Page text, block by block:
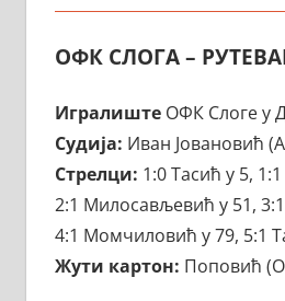
ОФК СЛОГА –
ИгралиштеОФК Слоге у
Судија: Иван Јовановић
Стрелци: 1:0 Тасић у 5,
2:1 Милосављевић у 51,
4:1 Момчиловић у 79, 5:1
Жути картон: Поповић